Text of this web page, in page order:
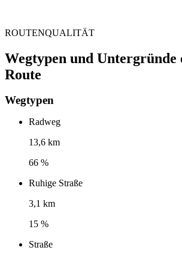
ROUTENQUALITÄT
Wegtypen und Untergründe
Route
Wegtypen
Radweg
13,6 km
66 %
Ruhige Straße
3,1 km
15 %
Straße